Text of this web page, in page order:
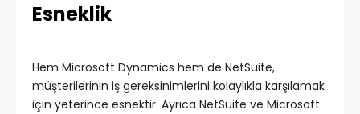
Esneklik
Hem Microsoft Dynamics hem de NetSuite,
müşterilerinin iş gereksinimlerini kolaylıkla karşılamak
için yeterince esnektir. Ayrıca NetSuite ve Microsoft